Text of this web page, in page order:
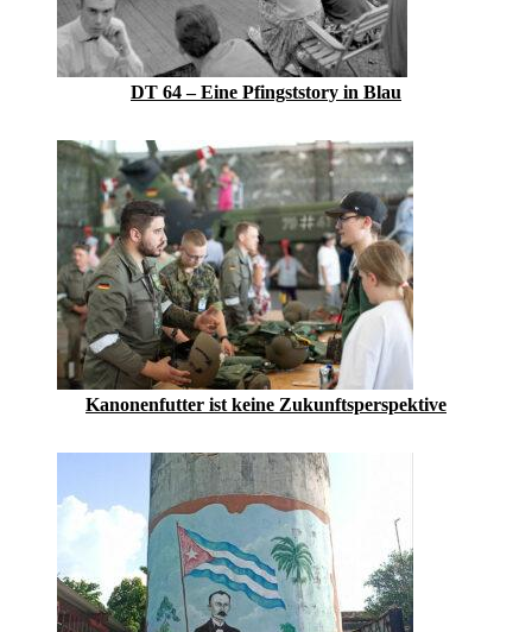
DT 64 – Eine Pfingststory in Blau
Kanonenfutter ist keine Zukunftsperspektive